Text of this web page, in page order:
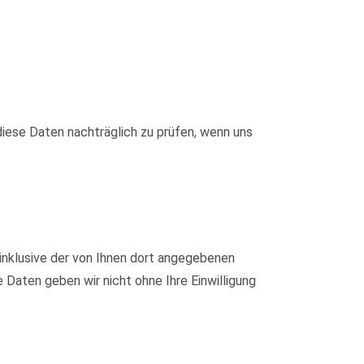
Daten nachträglich zu prüfen, wenn uns
der von Ihnen dort angegebenen
geben wir nicht ohne Ihre Einwilligung